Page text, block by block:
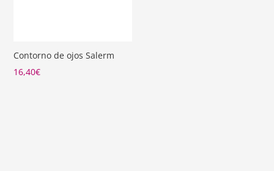
Contorno de ojos Salerm
16,40€